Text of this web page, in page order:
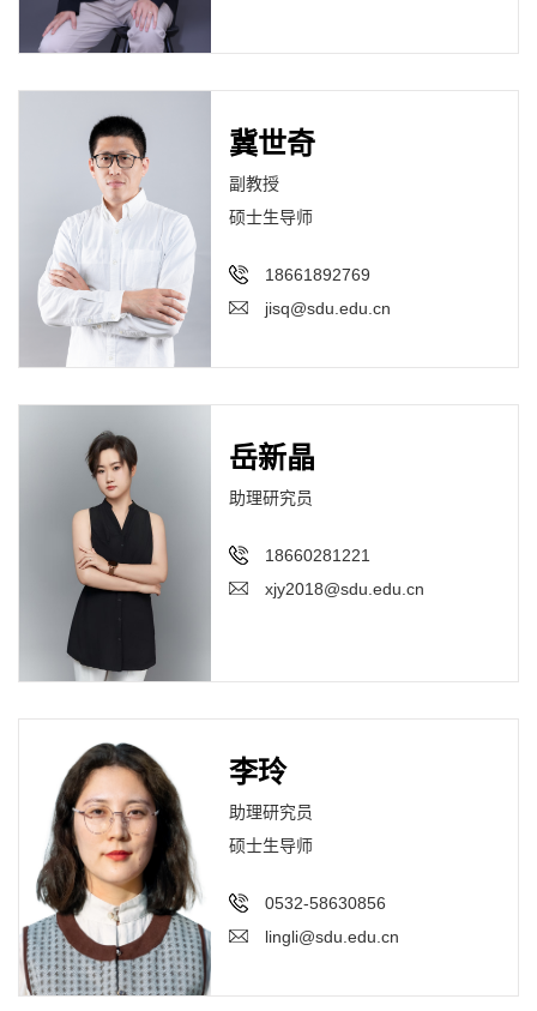
冀世奇
副教授
硕士生导师
18661892769
jisq@sdu.edu.cn
岳新晶
助理研究员
18660281221
xjy2018@sdu.edu.cn
李玲
助理研究员
硕士生导师
0532-58630856
lingli@sdu.edu.cn